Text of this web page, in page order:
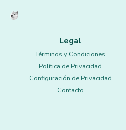
Legal
Términos y Condiciones
Política de Privacidad
Configuración de Privacidad
Contacto